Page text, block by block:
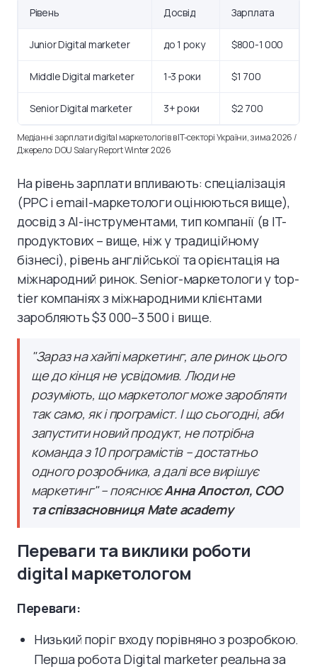
Рівень Досвід Зарплата
Junior Digital marketer до 1 року $800-1 000
Middle Digital marketer 1-3 роки $1 700
Senior Digital marketer 3+ роки $2 700
Медіанні зарплати digital маркетологів в IT-секторі України, зима 2026 /
Джерело: DOU Salary Report Winter 2026
На рівень зарплати впливають: спеціалізація
(PPC і email-маркетологи оцінюються вище),
досвід з AI-інструментами, тип компанії (в IT-
продуктових – вище, ніж у традиційному
бізнесі), рівень англійської та орієнтація на
міжнародний ринок. Senior-маркетологи у top-
tier компаніях з міжнародними клієнтами
заробляють $3 000–3 500 і вище.
"Зараз на хайпі маркетинг, але ринок цього
ще до кінця не усвідомив. Люди не
розуміють, що маркетолог може заробляти
так само, як і програміст. І що сьогодні, аби
запустити новий продукт, не потрібна
команда з 10 програмістів – достатньо
одного розробника, а далі все вирішує
маркетинг" – пояснюєАнна Апостол, COO
та співзасновниця Mate academy
Переваги та виклики роботи
digital маркетологом
Переваги:
Низький поріг входу порівняно з розробкою.
Перша робота Digital marketer реальна за